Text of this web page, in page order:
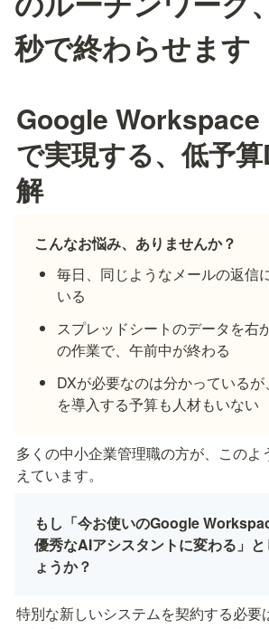
秒で終わらせます
Google
で実現する、低予
解
こんなお悩み、ありませんか？
毎日、同じようなメールの返信
いる
スプレッドシートのデータを右
の作業で、午前中が終わる
DXが必要なのは分かっている
を導入する予算も人材もいない
多くの中小企業管理職の方が、このよ
えています。
もし「今お使いのGoogle
優秀なAIアシスタントに変わる」
ょうか？
特別な新しいシステムを契約する必要